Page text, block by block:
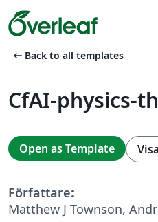
arrow_left_alt Back to all templates
CfAI-physics-
Open as Template
Författare:
Matthew J Townson,